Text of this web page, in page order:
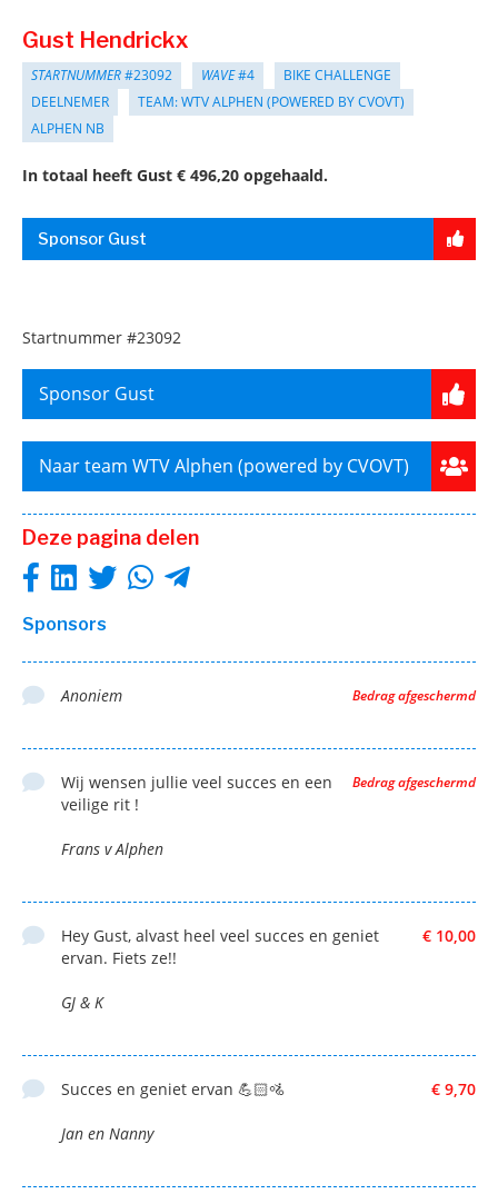
Gust Hendrickx
STARTNUMMER#23092 WAVE#4
BIKE CHALLENGE
DEELNEMER
TEAM: WTV ALPHEN (POWERED BY CVOVT)
ALPHEN NB
In totaal heeft Gust € 496,20 opgehaald.
Sponsor Gust
Startnummer #23092
Sponsor Gust
Naar team WTV Alphen (powered by CVOVT)
Deze pagina delen
Sponsors
Bedrag afgeschermd
Anoniem
Bedrag afgeschermd
Wij wensen jullie veel succes en een
veilige rit !
Frans v Alphen
€ 10,00
Hey Gust, alvast heel veel succes en geniet
ervan. Fiets ze!!
GJ & K
€ 9,70
Succes en geniet ervan 💪🏻🚵
Jan en Nanny